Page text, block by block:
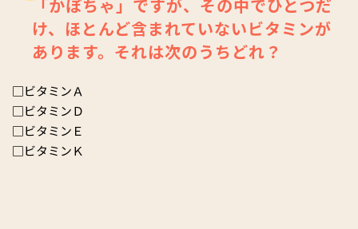
「かぼちゃ」ですが、その中でひとつだ
け、ほとんど含まれていないビタミンが
あります。それは次のうちどれ？
□ビタミンＡ
□ビタミンＤ
□ビタミンＥ
□ビタミンＫ